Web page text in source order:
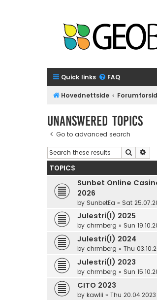
Quick links FAQ
Hovednettside
Unanswered topics
Go to advanced search
Search
TOPICS
Sunbet Online
2026
by SunbetEa » Sat
Julestri(l) 2025
by chrmberg » Sun
Julestri(l) 2024
by chrmberg » Thu
Julestri(l) 2023
by chrmberg » Sun
CITO 2023
by kawlii » Thu 20.04.2023